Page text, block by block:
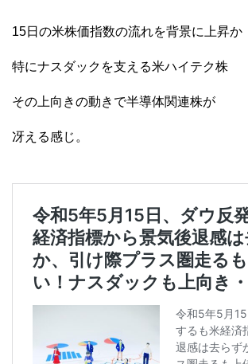
15日の米株価指数の流れを背景に上昇か
特にナスダックを支える米ハイテク株
その上向きの動きで半導体関連株が
冴える感じ。